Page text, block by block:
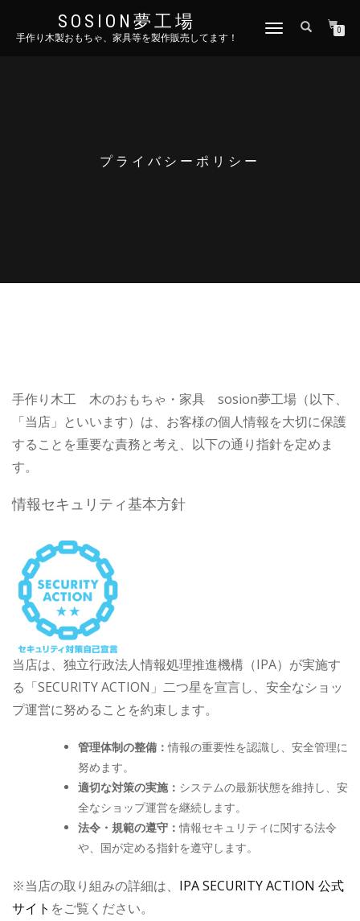
SOSION夢工場
手作り木製おもちゃ、家具等を製作販売してます！
ナ
0
プライバシーポリシー
手作り木工 木のおもちゃ・家具 sosion夢工場（以下、
「当店」といいます）は、お客様の個人情報を大切に保護
することを重要な責務と考え、以下の通り指針を定めま
す。
情報セキュリティ基本方針
当店は、独立行政法人情報処理推進機構（IPA）が実施す
る「SECURITY ACTION」二つ星を宣言し、安全なショッ
プ運営に努めることを約束します。
管理体制の整備：情報の重要性を認識し、安全管理に
努めます。
適切な対策の実施： システムの最新状態を維持し、安
全なショップ運営を継続します。
法令・規範の遵守：情報セキュリティに関する法令
や、国が定める指針を遵守します。
※当店の取り組みの詳細は、 IPA SECURITY ACTION 公式
サイト をご覧ください。